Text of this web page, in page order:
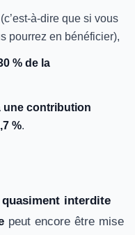
(c’est-à-dire que si vous
pourrez en bénéficier),
% de la
une contribution
%.
quasiment interdite
peut encore être mise